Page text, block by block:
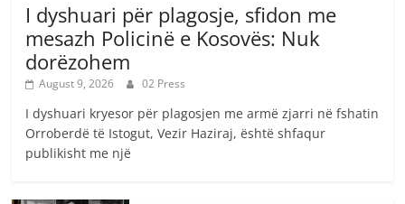
I dyshuari për plagosje, sfidon me
mesazh Policinë e Kosovës: Nuk
dorëzohem
August 9, 2026 02 Press
I dyshuari kryesor për plagosjen me armë zjarri në fshatin
Orroberdë të Istogut, Vezir Haziraj, është shfaqur
publikisht me një